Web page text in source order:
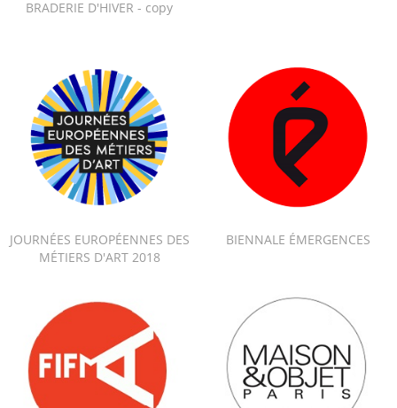
BRADERIE D'HIVER - copy
JOURNÉES EUROPÉENNES DES
MÉTIERS D'ART 2018
BIENNALE ÉMERGENCES